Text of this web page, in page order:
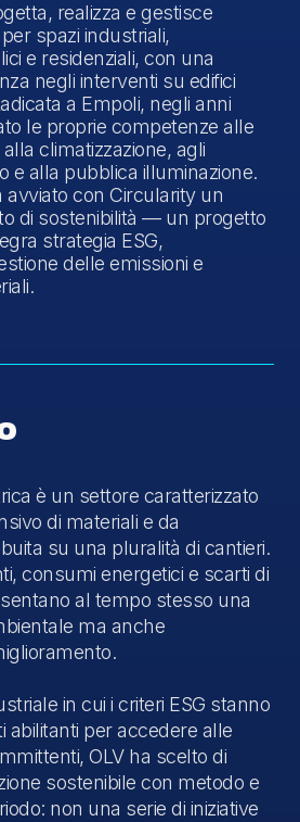
realizza e gestisce
spazi industriali,
e residenziali, con una
negli interventi su edifici
a Empoli, negli anni
le proprie competenze alle
climatizzazione, agli
e alla pubblica illuminazione.
avviato con Circularity un
di sostenibilità — un progetto
strategia ESG,
delle emissioni e
è un settore caratterizzato
di materiali e da
su una pluralità di cantieri.
consumi energetici e scarti di
al tempo stesso una
ma anche
in cui i criteri ESG stanno
abilitanti per accedere alle
OLV ha scelto di
sostenibile con metodo e
non una serie di iniziative